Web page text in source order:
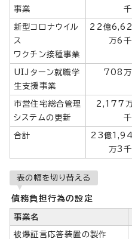
事業
新型コロナウイル
ス
ワクチン接種事業
22億
万6千
UIJターン就職学
生支援事業
708万
市営住宅総合管理
システムの更新
2,177
合計
23億
万3千
表の幅を切り替える
債務負担行為の設定
事業名
被爆証言応答装置の製作